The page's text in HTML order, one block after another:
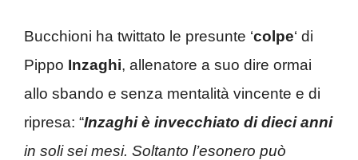
Bucchioni ha twittato le presunte ‘colpe‘ di
Pippo Inzaghi, allenatore a suo dire ormai
allo sbando e senza mentalità vincente e di
ripresa: “Inzaghi è invecchiato di dieci anni
in soli sei mesi. Soltanto l’esonero può